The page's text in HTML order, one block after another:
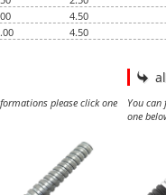
4.50
4.50
please click one
You
one